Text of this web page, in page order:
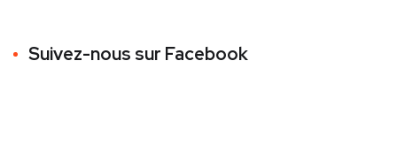
Suivez-nous sur Facebook